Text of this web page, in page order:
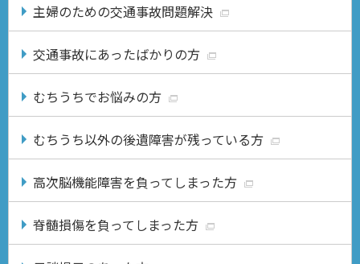
主婦のための交通事故問題解決
交通事故にあったばかりの方
むちうちでお悩みの方
むちうち以外の後遺障害が残っている方
高次脳機能障害を負ってしまった方
脊髄損傷を負ってしまった方